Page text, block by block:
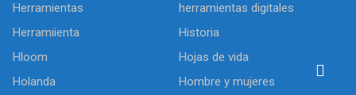
Herramientas
herramientas digitales
Herramiienta
Historia
Hloom
Hojas de vida
Holanda
Hombre y mujeres